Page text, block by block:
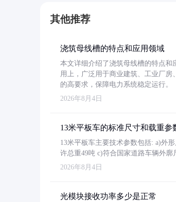
其他推荐
浇筑母线槽的特点和应用领域
本文详细介绍了浇筑母线槽的特点
用上，广泛用于商业建筑、工业厂
的高要求，保障电力系统稳定运行。
2026年8月4日
13米平板车的标准尺寸和载重参
13米平板车主要技术参数包括: a)外
许总重49吨 c)符合国家道路车辆外廓
2026年8月4日
光模块接收功率多少是正常